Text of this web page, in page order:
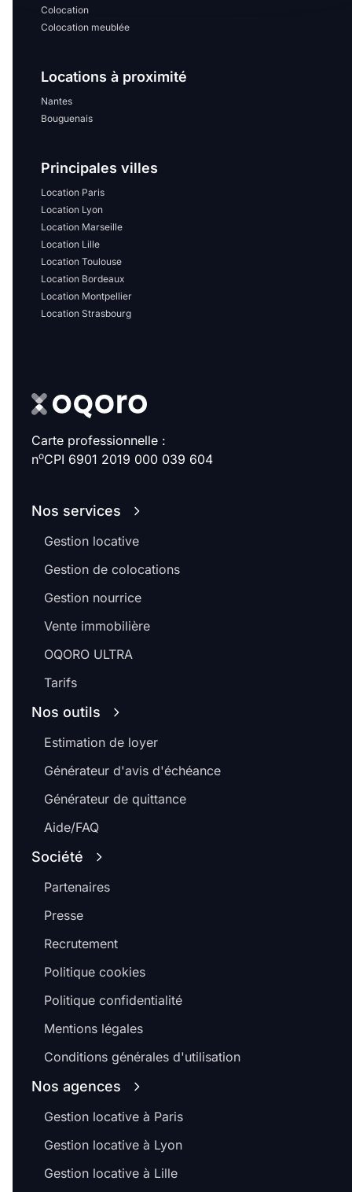
Colocation
Colocation meublée
Locations à proximité
Nantes
Bouguenais
Principales villes
Location Paris
Location Lyon
Location Marseille
Location Lille
Location Toulouse
Location Bordeaux
Location Montpellier
Location Strasbourg
Carte professionnelle :
noCPI 6901 2019 000 039 604
Nos services
Gestion locative
Gestion de colocations
Gestion nourrice
Vente immobilière
OQORO ULTRA
Tarifs
Nos outils
Estimation de loyer
Générateur d'avis d'échéance
Générateur de quittance
Aide/FAQ
Société
Partenaires
Presse
Recrutement
Politique cookies
Politique confidentialité
Mentions légales
Conditions générales d'utilisation
Nos agences
Gestion locative à Paris
Gestion locative à Lyon
Gestion locative à Lille